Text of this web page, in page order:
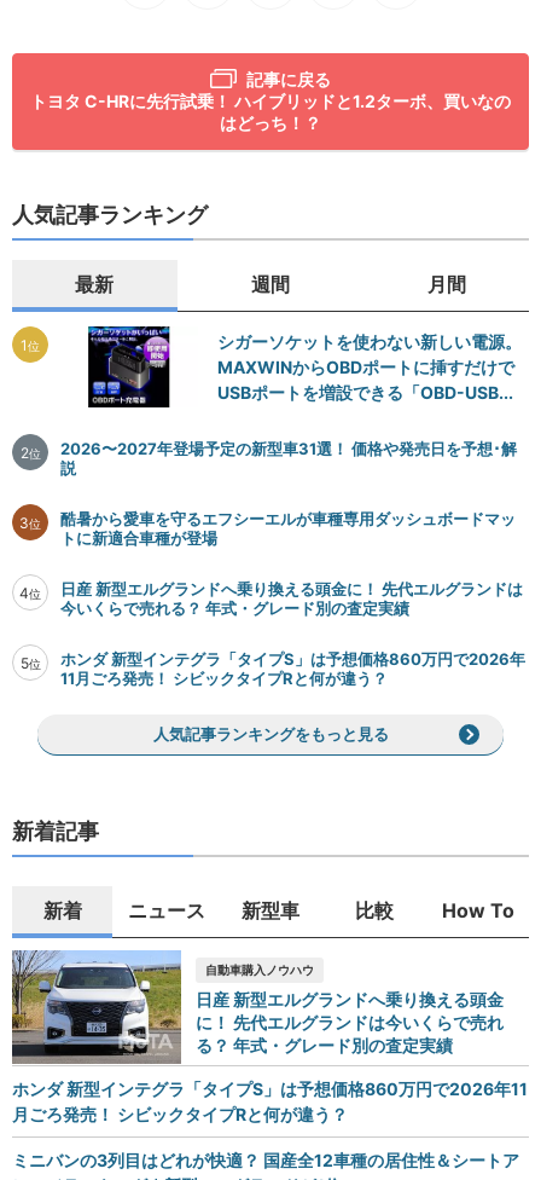
記事に戻る
トヨタ C-HRに先行試乗！ ハイブリッドと1.2ターボ、買いなの
はどっち！？
人気記事ランキング
最新 週間 月間
1位
シガーソケットを使わない新しい電源。
MAXWINからOBDポートに挿すだけで
USBポートを増設できる「OBD-USB...
2位
2026〜2027年登場予定の新型車31選！ 価格や発売日を予想･解
説
3位
酷暑から愛車を守るエフシーエルが車種専用ダッシュボードマッ
トに新適合車種が登場
4位
日産 新型エルグランドへ乗り換える頭金に！ 先代エルグランドは
今いくらで売れる？ 年式・グレード別の査定実績
5位
ホンダ 新型インテグラ「タイプS」は予想価格860万円で2026年
11月ごろ発売！ シビックタイプRと何が違う？
人気記事ランキングをもっと見る
新着記事
新着 ニュース 新型車 比較 How To
自動車購入ノウハウ
日産 新型エルグランドへ乗り換える頭金
に！ 先代エルグランドは今いくらで売れ
る？ 年式・グレード別の査定実績
ホンダ 新型インテグラ「タイプS」は予想価格860万円で2026年11
月ごろ発売！ シビックタイプRと何が違う？
ミニバンの3列目はどれが快適？ 国産全12車種の居住性＆シートア